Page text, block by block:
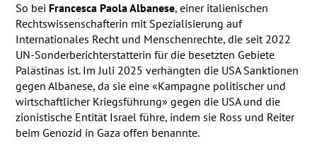
So bei Francesca Paola Albanese, einer italienischen
Rechtswissenschafterin mit Spezialisierung auf
Internationales Recht und Menschenrechte, die seit 2022
UN-Sonderberichterstatterin für die besetzten Gebiete
Palästinas ist. Im Juli 2025 verhängten die USASanktionen
gegen Albanese, da sie eine «Kampagne politischer und
wirtschaftlicher Kriegsführung» gegen die USAund die
zionistische Entität Israel führe, indem sie Ross und Reiter
beim Genozid in Gaza offen benannte.